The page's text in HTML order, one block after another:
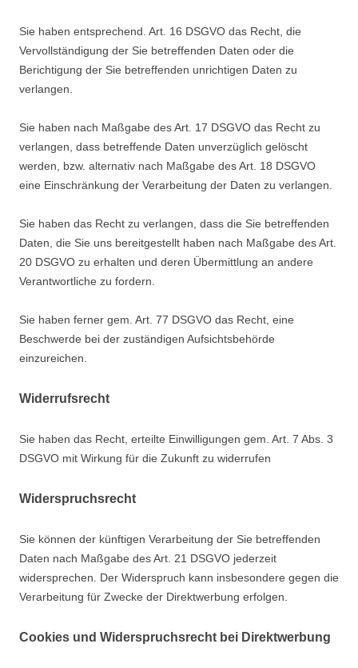
Sie haben entsprechend. Art. 16 DSGVO das Recht, die
Vervollständigung der Sie betreffenden Daten oder die
Berichtigung der Sie betreffenden unrichtigen Daten zu
verlangen.
Sie haben nach Maßgabe des Art. 17 DSGVO das Recht zu
verlangen, dass betreffende Daten unverzüglich gelöscht
werden, bzw. alternativ nach Maßgabe des Art. 18 DSGVO
eine Einschränkung der Verarbeitung der Daten zu verlangen.
Sie haben das Recht zu verlangen, dass die Sie betreffenden
Daten, die Sie uns bereitgestellt haben nach Maßgabe des Art.
20 DSGVO zu erhalten und deren Übermittlung an andere
Verantwortliche zu fordern.
Sie haben ferner gem. Art. 77 DSGVO das Recht, eine
Beschwerde bei der zuständigen Aufsichtsbehörde
einzureichen.
Widerrufsrecht
Sie haben das Recht, erteilte Einwilligungen gem. Art. 7 Abs. 3
DSGVO mit Wirkung für die Zukunft zu widerrufen
Widerspruchsrecht
Sie können der künftigen Verarbeitung der Sie betreffenden
Daten nach Maßgabe des Art. 21 DSGVO jederzeit
widersprechen. Der Widerspruch kann insbesondere gegen die
Verarbeitung für Zwecke der Direktwerbung erfolgen.
Cookies und Widerspruchsrecht bei Direktwerbung